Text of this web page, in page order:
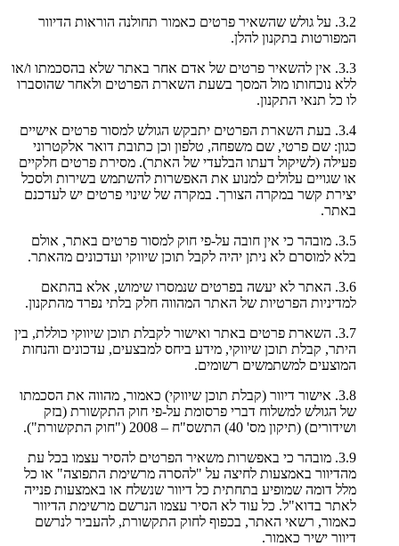
3.2. על גולש שהשאיר פרטים כאמור תחולנה הוראות הדיוור
המפורטות בתקנון להלן.
3.3. אין להשאיר פרטים של אדם אחר באתר שלא בהסכמתו ו/או
ללא נוכחותו מול המסך בשעת השארת הפרטים ולאחר שהוסברו
לו כל תנאי התקנון.
3.4. בעת השארת הפרטים יתבקש הגולש למסור פרטים אישיים
כגון: שם פרטי, שם משפחה, טלפון וכן כתובת דואר אלקטרוני
פעילה (לשיקול דעתו הבלעדי של האתר). מסירת פרטים חלקיים
או שגויים עלולים למנוע את האפשרות להשתמש בשירות ולסכל
יצירת קשר במקרה הצורך. במקרה של שינוי פרטים יש לעדכנם
באתר.
3.5. מובהר כי אין חובה על-פי חוק למסור פרטים באתר, אולם
בלא למוסרם לא ניתן יהיה לקבל תוכן שיווקי ועדכונים מהאתר.
3.6. האתר לא יעשה בפרטים שנמסרו שימוש, אלא בהתאם
למדיניות הפרטיות של האתר המהווה חלק בלתי נפרד מהתקנון.
3.7. השארת פרטים באתר ואישור לקבלת תוכן שיווקי כוללת, בין
היתר, קבלת תוכן שיווקי, מידע ביחס למבצעים, עדכונים והנחות
המוצעים למשתמשים רשומים.
3.8. אישור דיוור (קבלת תוכן שיווקי) כאמור, מהווה את הסכמתו
של הגולש למשלוח דברי פרסומת על-פי חוק התקשורת (בזק
ושידורים) (תיקון מס' 40) התשס"ח – 2008 ("חוק התקשורת").
3.9. מובהר כי באפשרות משאיר הפרטים להסיר עצמו בכל עת
מהדיוור באמצעות לחיצה על "להסרה מרשימת התפוצה" או כל
מלל דומה שמופיע בתחתית כל דיוור שנשלח או באמצעות פנייה
לאתר בדוא"ל. כל עוד לא הסיר עצמו הנרשם מרשימת הדיוור
כאמור, רשאי האתר, בכפוף לחוק התקשורת, להעביר לנרשם
דיוור ישיר כאמור.